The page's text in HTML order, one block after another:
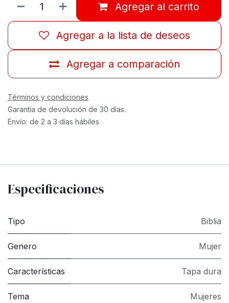
Agregar al carrito
Agregar a comparación
Agregar a la lista de deseos
Términos y condiciones
Garantía de devolución de 30 días.
Envío: de 2 a 3 días hábiles
Especificaciones
Tipo Biblia
Genero Mujer
Características Tapa dura
Tema Mujeres